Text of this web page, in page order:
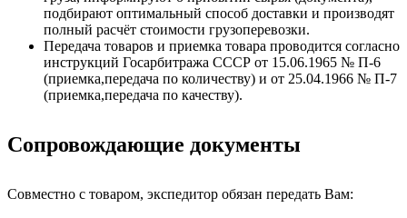
подбирают оптимальный способ доставки и производят
полный расчёт стоимости грузоперевозки.
Передача товаров и приемка товара проводится согласно
инструкций Госарбитража СССР от 15.06.1965 № П-6
(приемка,передача по количеству) и от 25.04.1966 № П-7
(приемка,передача по качеству).
Сопровождающие документы
Совместно с товаром, экспедитор обязан передать Вам: